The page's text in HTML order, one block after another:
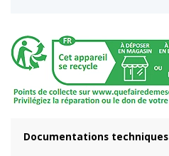
Documentations techniques